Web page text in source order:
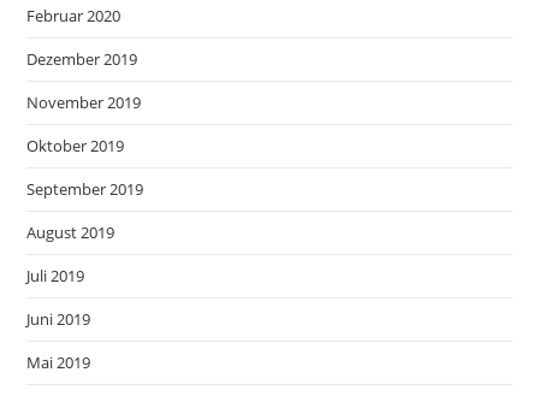
Februar 2020
Dezember 2019
November 2019
Oktober 2019
September 2019
August 2019
Juli 2019
Juni 2019
Mai 2019